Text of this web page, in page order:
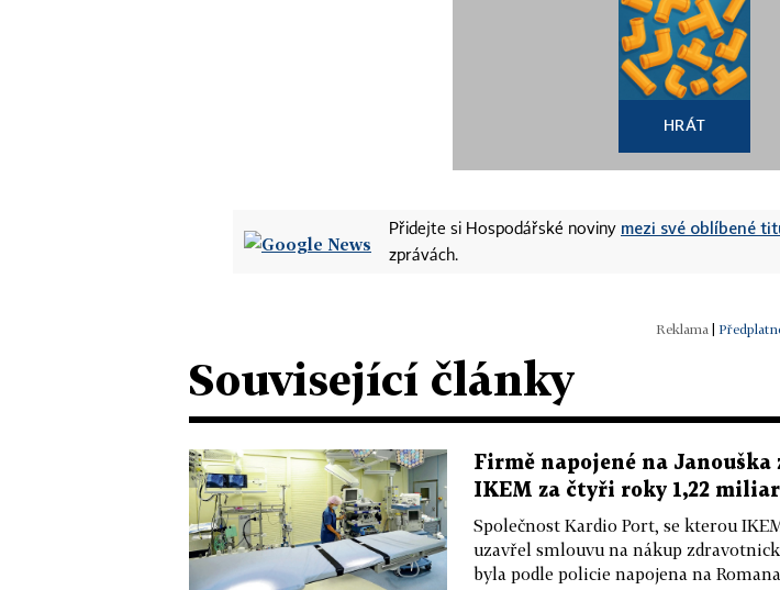
HRÁT
Přidejte si Hospodářské noviny mezi své oblíbené
zprávách.
|
Související články
Firmě napojené na
IKEM za čtyři roky 1,22
Společnost Kardio Port, se kterou
uzavřel smlouvu na nákup
byla podle policie napojena na